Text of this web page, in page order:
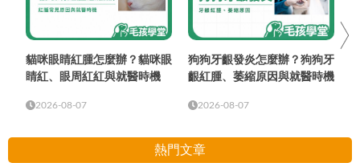
貓咪眼睛紅腫怎麼辦？貓咪眼
睛紅、眼周紅紅與就醫時機
2026-08-07
狗狗牙齦發炎怎麼辦？狗狗牙
齦紅腫、萎縮原因與就醫時機
2026-08-07
熱門文章